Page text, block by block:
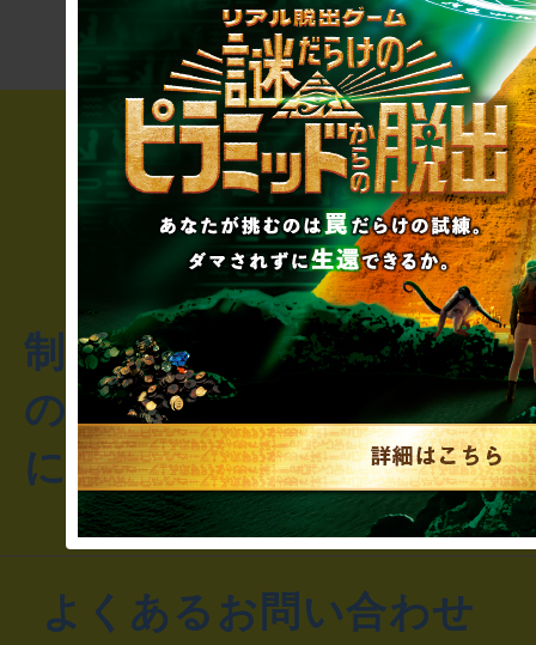
制作のご相談・コラボレ
のお客様からのご質問や
にお問い合わせください
よくあるお問い合わせ